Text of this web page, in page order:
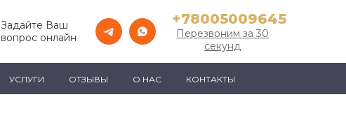
Задайте Ваш
вопрос онлайн
+78005009645
Перезвоним за 30
секунд
УСЛУГИ ОТЗЫВЫ О НАС КОНТАКТЫ